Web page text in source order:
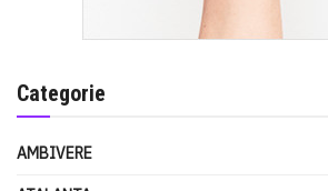
Categorie
AMBIVERE